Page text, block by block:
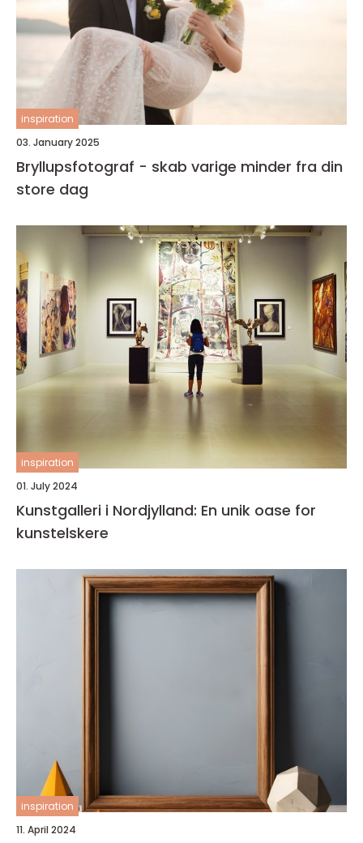
inspiration
03. January 2025
Bryllupsfotograf - skab varige minder fra din
store dag
inspiration
01. July 2024
Kunstgalleri i Nordjylland: En unik oase for
kunstelskere
inspiration
11. April 2024